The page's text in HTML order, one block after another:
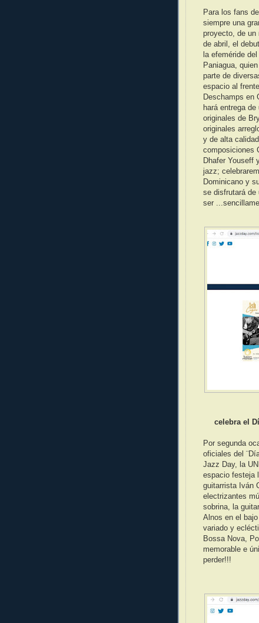
Para los fans
siempre una
proyecto, de un
de abril, el
la efeméride
Paniagua,
parte de
espacio al
Deschamps en
hará entrega
originales de
originales
y de alta
composiciones
Dhafer Youseff
jazz;
Dominicano y
se disfrutará
ser
celebra el
Por segunda
oficiales del
Jazz Day, la
espacio festeja
guitarrista Iván
electrizantes
sobrina, la
Alnos en el
variado y
Bossa Nova,
memorable e
perder!!!